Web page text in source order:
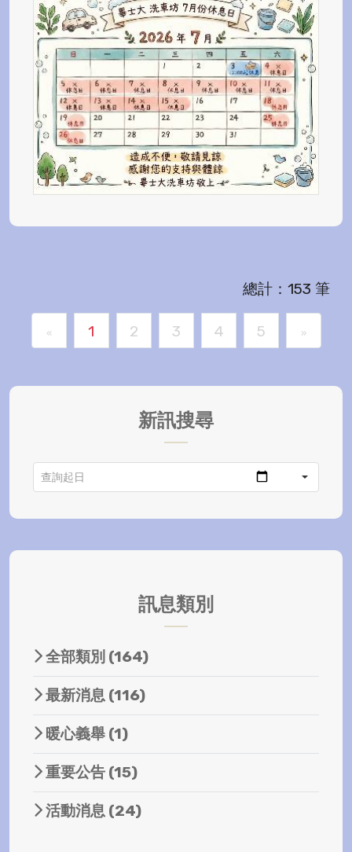
新訊搜尋
訊息類別
全部類別 (164)
最新消息 (116)
暖心義舉 (1)
重要公告 (15)
活動消息 (24)
總計：153 筆
« 1 2 3 4 5 »